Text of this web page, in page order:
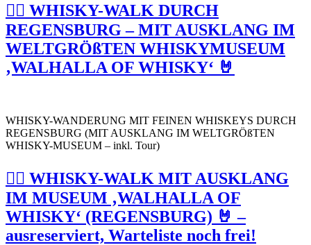
🚶‍♂️ WHISKY-WALK DURCH
REGENSBURG – MIT AUSKLANG IM
WELTGRÖßTEN WHISKYMUSEUM
‚WALHALLA OF WHISKY‘ 🤘
WHISKY-WANDERUNG MIT FEINEN WHISKEYS DURCH
REGENSBURG (MIT AUSKLANG IM WELTGRÖßTEN
WHISKY-MUSEUM – inkl. Tour)
🚶‍♂️ WHISKY-WALK MIT AUSKLANG
IM MUSEUM ‚WALHALLA OF
WHISKY‘ (REGENSBURG) 🤘 –
ausreserviert, Warteliste noch frei!